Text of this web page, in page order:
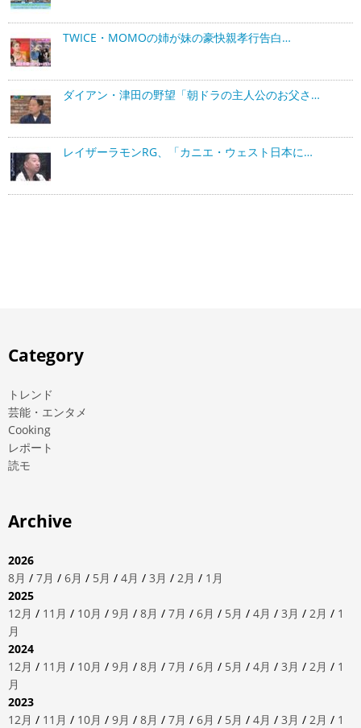
TWICE・MOMOの姉が妹の豪快親孝行告白…
ダイアン・津田の野望「朝ドラの主人公のお父さ…
レイザーラモンRG、「カニエ・ウェスト日本に…
Category
トレンド
芸能・エンタメ
Cooking
レポート
読モ
Archive
2026
8月 / 7月 / 6月 / 5月 / 4月 / 3月 / 2月 / 1月
2025
12月 / 11月 / 10月 / 9月 / 8月 / 7月 / 6月 / 5月 / 4月 / 3月 / 2月 / 1
月
2024
12月 / 11月 / 10月 / 9月 / 8月 / 7月 / 6月 / 5月 / 4月 / 3月 / 2月 / 1
月
2023
12月 / 11月 / 10月 / 9月 / 8月 / 7月 / 6月 / 5月 / 4月 / 3月 / 2月 / 1